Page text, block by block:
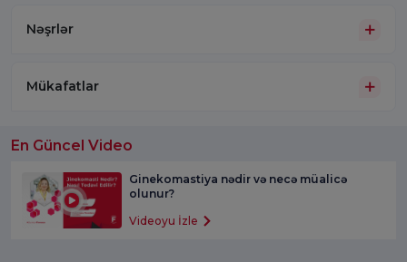
Nəşrlər
Mükafatlar
En Güncel Video
Ginekomastiya nədir və necə müalicə
olunur?
Videoyu İzle